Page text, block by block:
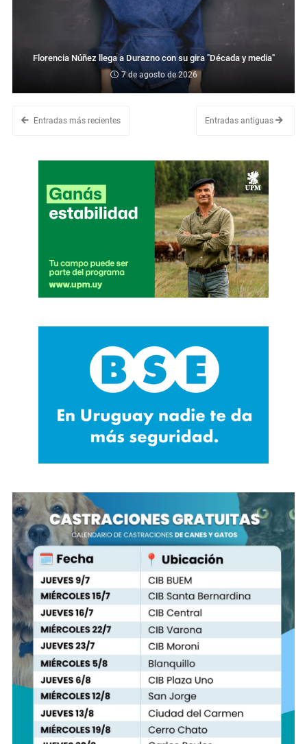
Florencia Núñez llega a Durazno con su gira "Década y media"
7 de agosto de 2026
Entradas más recientes Entradas antiguas